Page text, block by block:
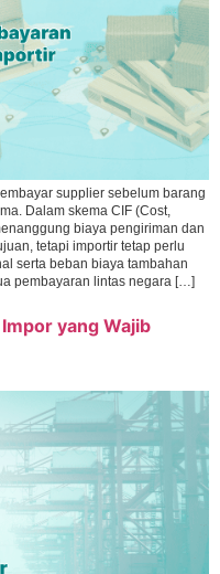
supplier sebelum barang
Dalam skema CIF (Cost,
biaya pengiriman dan
tetapi importir tetap perlu
serta beban biaya tambahan
pembayaran lintas negara […]
yang Wajib